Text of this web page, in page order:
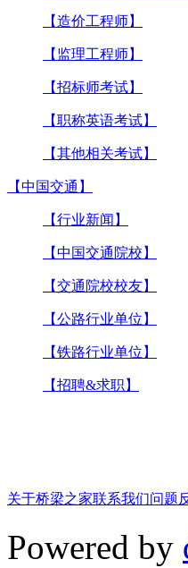
【造价工程师】
【监理工程师】
【招标师考试】
【职称英语考试】
【其他相关考试】
【中国交通】
【行业新闻】
【中国交通院校】
【交通院校校友】
【公路行业单位】
【铁路行业单位】
【招聘&求职】
关于桥梁之家联系我们问题
Powered by